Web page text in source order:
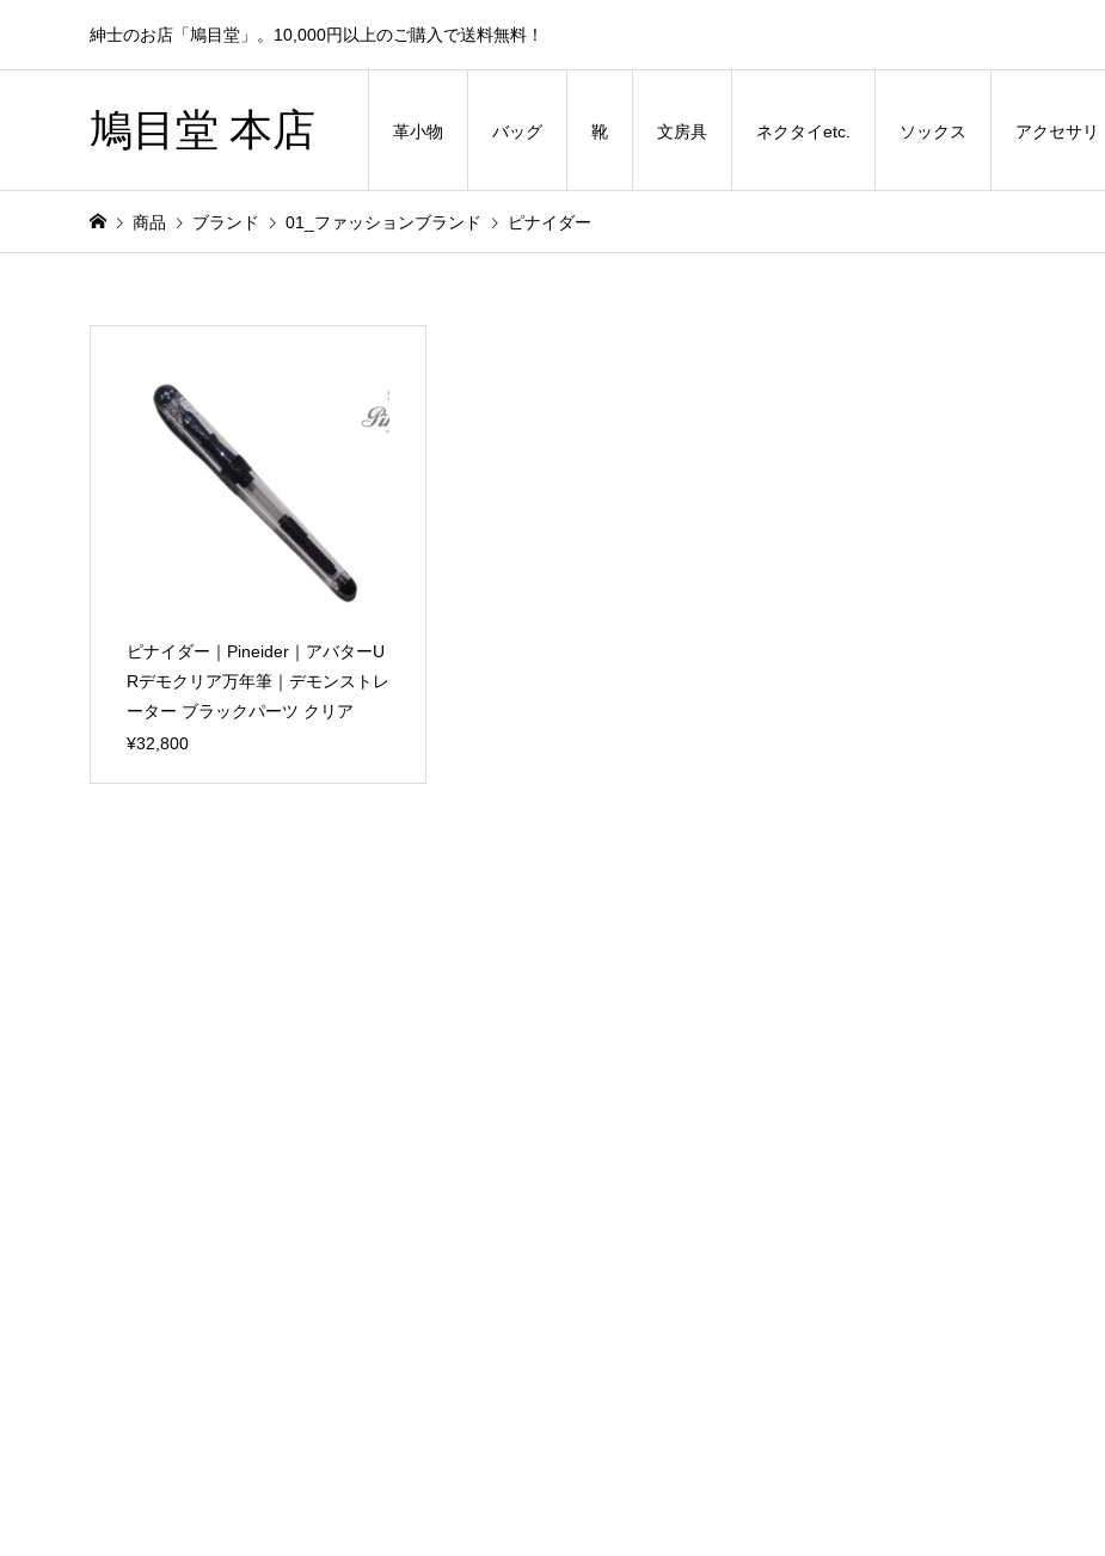
紳士のお店「鳩目堂」。10,000円以上のご購入で送料無料！
鳩目堂 本店 革小物 バッグ 靴 文房具 ネクタイetc. ソックス アクセサリ
商品 ブランド 01_ファッションブランド ピナイダー
ピナイダー｜Pineider｜アバターU
Rデモクリア万年筆｜デモンストレ
ーター ブラックパーツ クリア
¥32,800